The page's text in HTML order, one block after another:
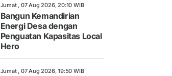
Jumat , 07 Aug 2026, 20:10 WIB
Bangun Kemandirian
Energi Desa dengan
Penguatan Kapasitas Local
Hero
Jumat , 07 Aug 2026, 19:50 WIB